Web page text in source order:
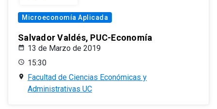
Microeconomía Aplicada
Salvador Valdés, PUC-Economía
13 de Marzo de 2019
15:30
Facultad de Ciencias Económicas y
Administrativas UC